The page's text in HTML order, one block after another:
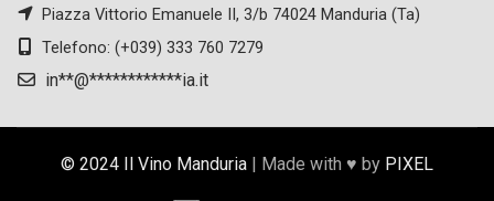
Piazza Vittorio Emanuele II, 3/b 74024 Manduria (Ta)
Telefono: (+039) 333 760 7279
in**@************ia.it
© 2024 Il Vino Manduria | Made with ♥ by PIXEL